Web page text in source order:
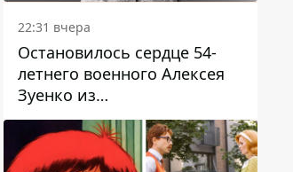
22:31 вчера
Остановилось сердце 54-
летнего военного Алексея
Зуенко из
Днепропетровской области